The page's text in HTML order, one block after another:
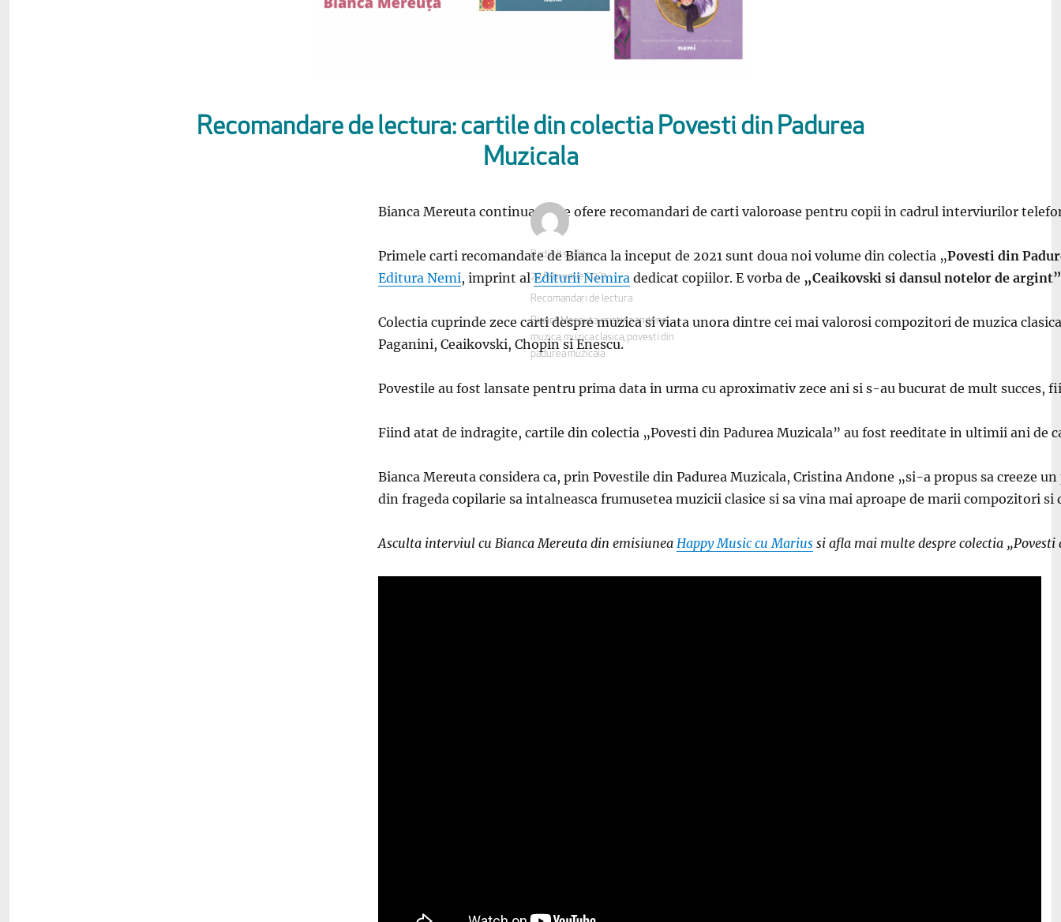
Recomandare de lectura: cartile din colectia Povesti din Padurea
Muzicala
Bianca Mereuta continua sa ne ofere recomandari de carti valoroase pentru copii in cadrul interviurilor
Primele carti recomandate de Bianca la inceput de 2021 sunt doua noi volume din colectia „Povesti din
Editura Nemi, imprint alEditurii Nemiradedicat copiilor. E vorba de „Ceaikovski si dansul notelor de argint”
Colectia cuprinde zece carti despre muzica si viata unora dintre cei mai valorosi compozitori de muzica
Paganini, Ceaikovski, Chopin si Enescu.
Povestile au fost lansate pentru prima data in urma cu aproximativ zece ani si s-au bucurat de mult succes,
Fiind atat de indragite, cartile din colectia „Povesti din Padurea Muzicala” au fost reeditate in ultimii ani de
Bianca Mereuta considera ca, prin Povestile din Padurea Muzicala, Cristina Andone „si-a propus sa creeze
din frageda copilarie sa intalneasca frumusetea muzicii clasice si sa vina mai aproape de marii compozitori si
Asculta interviul cu Bianca Mereuta din emisiunea Happy Music cu Mariussi afla mai multe despre colectia
Autor
Radio Itsy Bitsy
Publicat
pe
22 februarie 2021
Categorii
Recomandari de lectura
Etichete
Bianca Mereuta,cristina andone,
muzica, muzica clasica, povesti din
padurea muzicala